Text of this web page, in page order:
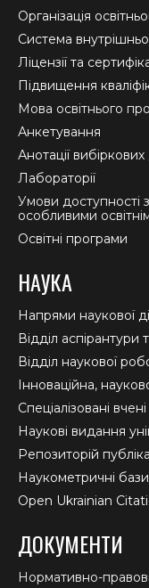
in
new
window
in
new
window
in
new
window
Організація
Система
Ліцензії та
Підвищення
Мова освітнього
Анкетування
Анотації
Лабораторії
Умови доступності
особливими
Освітні програми
НАУКА
Напрями наукової
Відділ аспірантури
Відділ наукової
Інноваційна,
Спеціалізовані
Наукові видання
Репозиторій
Наукометричні
Open Ukrainian
ДОКУМЕНТИ
Нормативно-